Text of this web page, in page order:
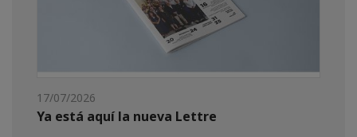
17/07/2026
Ya está aquí la nueva Lettre